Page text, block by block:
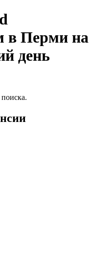
в Перми на
день